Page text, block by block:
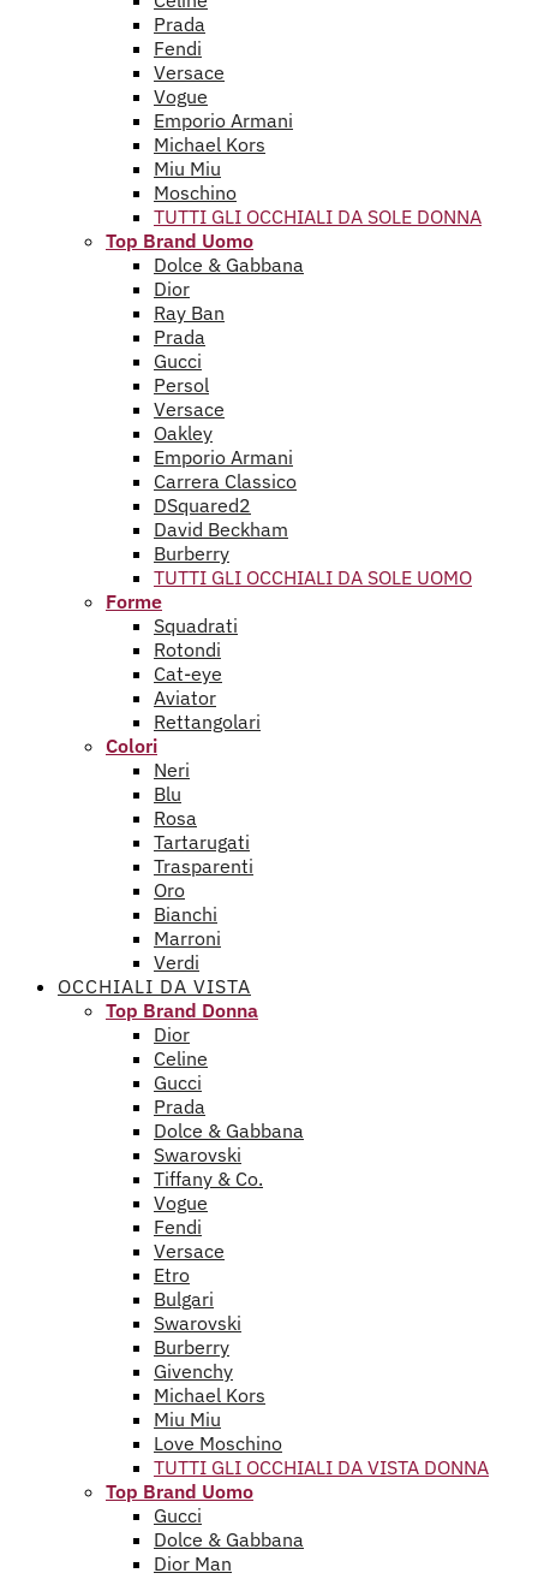
Prada
Fendi
Versace
Vogue
Emporio Armani
Michael Kors
Miu Miu
Moschino
TUTTI GLI OCCHIALI DA SOLE DONNA
Top Brand Uomo
Dolce & Gabbana
Dior
Ray Ban
Prada
Gucci
Persol
Versace
Oakley
Emporio Armani
Carrera Classico
DSquared2
David Beckham
Burberry
TUTTI GLI OCCHIALI DA SOLE UOMO
Forme
Squadrati
Rotondi
Cat-eye
Aviator
Rettangolari
Colori
Neri
Blu
Rosa
Tartarugati
Trasparenti
Oro
Bianchi
Marroni
Verdi
OCCHIALI DA VISTA
Top Brand Donna
Dior
Celine
Gucci
Prada
Dolce & Gabbana
Swarovski
Tiffany & Co.
Vogue
Fendi
Versace
Etro
Bulgari
Swarovski
Burberry
Givenchy
Michael Kors
Miu Miu
Love Moschino
TUTTI GLI OCCHIALI DA VISTA DONNA
Top Brand Uomo
Gucci
Dolce & Gabbana
Dior Man